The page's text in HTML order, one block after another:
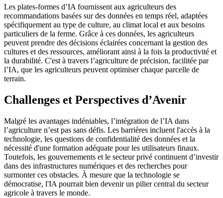
Les plates-formes d’IA fournissent aux agriculteurs des
recommandations basées sur des données en temps réel, adaptées
spécifiquement au type de culture, au climat local et aux besoins
particuliers de la ferme. Grâce à ces données, les agriculteurs
peuvent prendre des décisions éclairées concernant la gestion des
cultures et des ressources, améliorant ainsi à la fois la productivité et
la durabilité. C'est à travers l’agriculture de précision, facilitée par
l’IA, que les agriculteurs peuvent optimiser chaque parcelle de
terrain.
Challenges et Perspectives d’Avenir
Malgré les avantages indéniables, l’intégration de l’IA dans
l’agriculture n’est pas sans défis. Les barrières incluent l'accès à la
technologie, les questions de confidentialité des données et la
nécessité d'une formation adéquate pour les utilisateurs finaux.
Toutefois, les gouvernements et le secteur privé continuent d’investir
dans des infrastructures numériques et des recherches pour
surmonter ces obstacles. À mesure que la technologie se
démocratise, l'IA pourrait bien devenir un pilier central du secteur
agricole à travers le monde.